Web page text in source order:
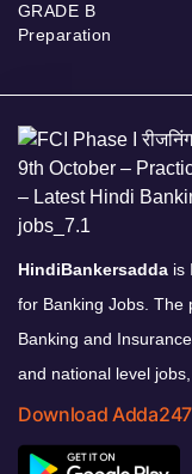
GRADE B
Preparation
HindiBankersadda is
for Banking Jobs. The
Banking and
and national level
Download